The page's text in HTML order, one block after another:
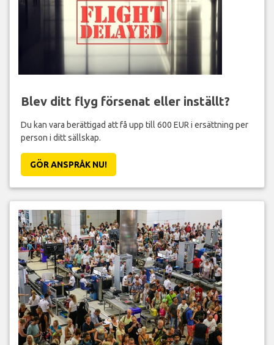
Blev ditt flyg försenat eller inställt?
Du kan vara berättigad att få upp till 600 EUR i ersättning per
person i ditt sällskap.
GÖR ANSPRÅK NU!